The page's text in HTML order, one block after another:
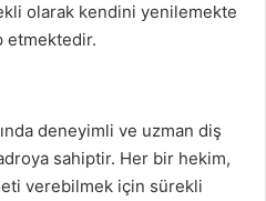
olarak kendini yenilemekte
etmektedir.
deneyimli ve uzman diş
sahiptir. Her bir hekim,
verebilmek için sürekli